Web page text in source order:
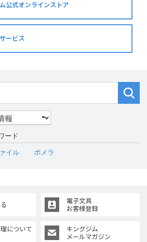
公式オンラインストア
ービス
ード
イル ポメラ
電子文具
お客様登録
について
キングジム
メールマガジン